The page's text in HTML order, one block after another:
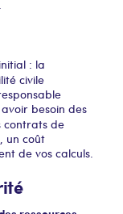
: la
civile
besoin des
contrats de
un coût
de vos calculs.